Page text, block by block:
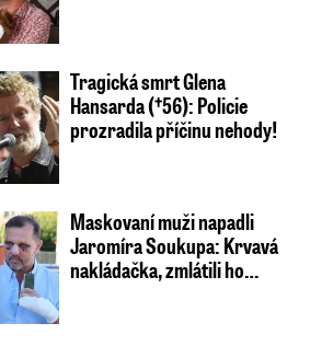
Tragická smrt Glena
Hansarda (†56): Policie
prozradila příčinu nehody!
Maskovaní muži napadli
Jaromíra Soukupa: Krvavá
nakládačka, zmlátili ho…